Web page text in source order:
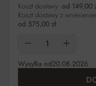
Koszt dostawy: od 149,00
Koszt dostawy z
od 575,00 zł
Wysyłka od20.08.2026